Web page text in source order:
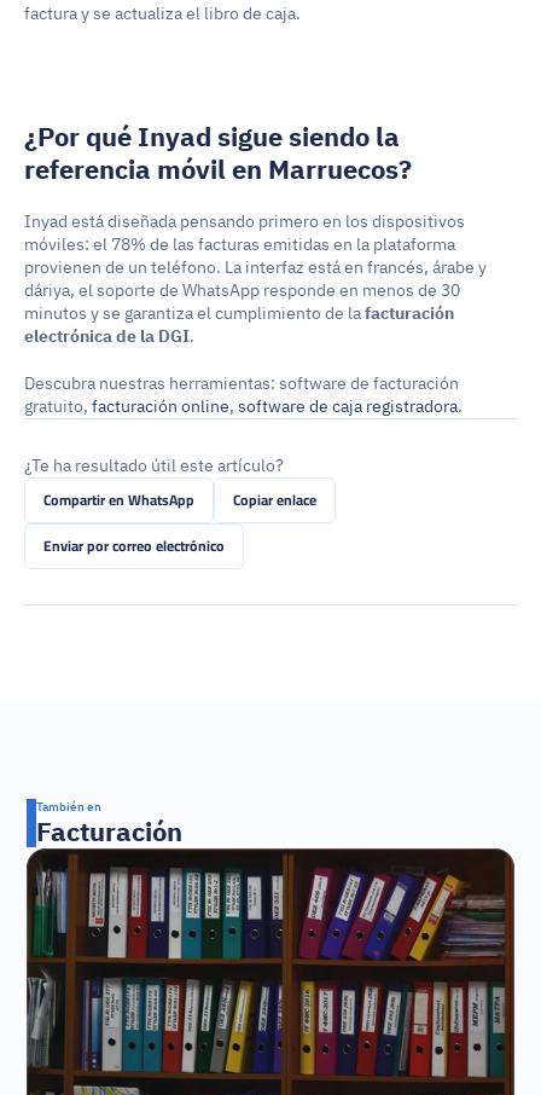
factura y se actualiza el libro de caja.
¿Por qué Inyad sigue siendo la
referencia móvil en Marruecos?
Inyad está diseñada pensando primero en los dispositivos
móviles: el 78% de las facturas emitidas en la plataforma
provienen de un teléfono. La interfaz está en francés, árabe y
dáriya, el soporte de WhatsApp responde en menos de 30
minutos y se garantiza el cumplimiento de la facturación
electrónica de la DGI.
Descubra nuestras herramientas: software de facturación
gratuito, facturación online, software de caja registradora.
¿Te ha resultado útil este artículo?
Compartir en WhatsApp
Copiar enlace
Enviar por correo electrónico
También en
Facturación